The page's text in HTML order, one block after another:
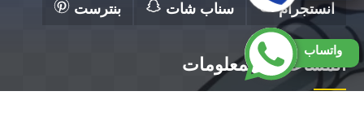
انستجرام سناب شات بنترست
المساعدة والمعلومات
واتساب